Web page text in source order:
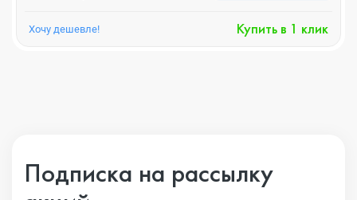
Хочу дешевле! Купить в 1 клик
Подписка на рассылку